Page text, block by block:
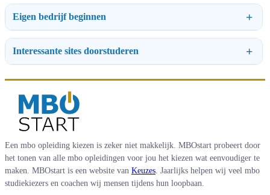
Eigen bedrijf beginnen
Interessante sites doorstuderen
Een mbo opleiding kiezen is zeker niet makkelijk. MBOstart probeert door
het tonen van alle mbo opleidingen voor jou het kiezen wat eenvoudiger te
maken. MBOstart is een website van Keuzes . Jaarlijks helpen wij veel mbo
studiekiezers en coachen wij mensen tijdens hun loopbaan.